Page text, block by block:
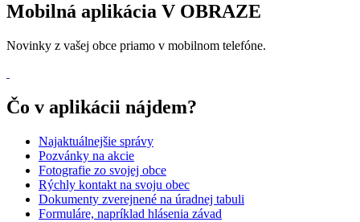
Mobilná aplikácia V OBRAZE
Novinky z vašej obce priamo v mobilnom telefóne.
Čo v aplikácii nájdem?
Najaktuálnejšie správy
Pozvánky na akcie
Fotografie zo svojej obce
Rýchly kontakt na svoju obec
Dokumenty zverejnené na úradnej tabuli
Formuláre, napríklad hlásenia závad